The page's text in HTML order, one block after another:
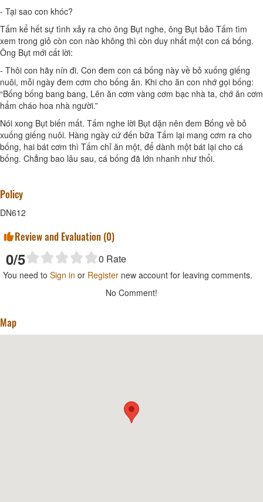
- Tại sao con khóc?
Tấm kể hết sự tình xảy ra cho ông Bụt nghe, ông Bụt bảo Tấm tìm
xem trong giỏ còn con nào không thì còn duy nhất một con cá bống.
Ông Bụt mới cất lời:
- Thôi con hãy nín đi. Con đem con cá bống này về bỏ xuống giếng
nuôi, mỗi ngày đem cơm cho bống ăn. Khi cho ăn con nhớ gọi bống:
“Bống bống bang bang, Lên ăn cơm vàng cơm bạc nhà ta, chớ ăn cơm
hẩm cháo hoa nhà người.”
Nói xong Bụt biến mất. Tấm nghe lời Bụt dặn nên đem Bống về bỏ
xuống giếng nuôi. Hàng ngày cứ đến bữa Tấm lại mang cơm ra cho
bống, hai bát cơm thì Tấm chỉ ăn một, để dành một bát lại cho cá
bống. Chẳng bao lâu sau, cá bống đã lớn nhanh như thổi.
Policy
DN612
Review and Evaluation (0)
0/5 0 Rate
You need to Sign in or Register new account for leaving comments.
No Comment!
Map